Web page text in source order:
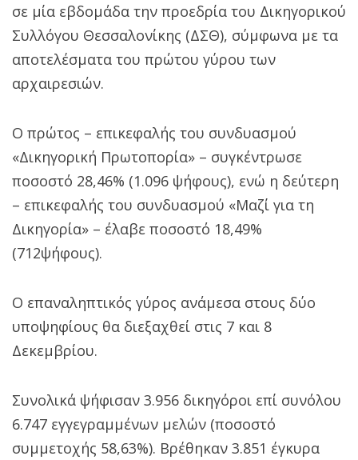
σε μία εβδομάδα την προεδρία του Δικηγορικού
Συλλόγου Θεσσαλονίκης (ΔΣΘ), σύμφωνα με τα
αποτελέσματα του πρώτου γύρου των
αρχαιρεσιών.
Ο πρώτος – επικεφαλής του συνδυασμού
«Δικηγορική Πρωτοπορία» – συγκέντρωσε
ποσοστό 28,46% (1.096 ψήφους), ενώ η δεύτερη
– επικεφαλής του συνδυασμού «Μαζί για τη
Δικηγορία» – έλαβε ποσοστό 18,49%
(712ψήφους).
Ο επαναληπτικός γύρος ανάμεσα στους δύο
υποψηφίους θα διεξαχθεί στις 7 και 8
Δεκεμβρίου.
Συνολικά ψήφισαν 3.956 δικηγόροι επί συνόλου
6.747 εγγεγραμμένων μελών (ποσοστό
συμμετοχής 58,63%). Βρέθηκαν 3.851 έγκυρα